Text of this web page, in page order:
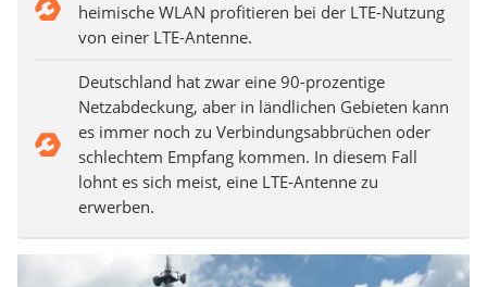
heimische WLAN profitieren bei der LTE-Nutzung
von einer LTE-Antenne.
Deutschland hat zwar eine 90-prozentige
Netzabdeckung, aber in ländlichen Gebieten kann
es immer noch zu Verbindungsabbrüchen oder
schlechtem Empfang kommen. In diesem Fall
lohnt es sich meist, eine LTE-Antenne zu
erwerben.